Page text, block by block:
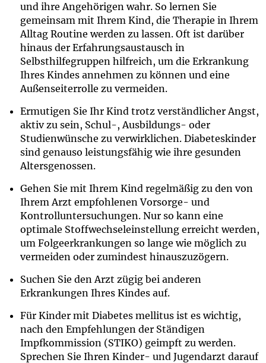
und ihre Angehörigen wahr. So lernen Sie
gemeinsam mit Ihrem Kind, die Therapie in Ihrem
Alltag Routine werden zu lassen. Oft ist darüber
hinaus der Erfahrungsaustausch in
Selbsthilfegruppen hilfreich, um die Erkrankung
Ihres Kindes annehmen zu können und eine
Außenseiterrolle zu vermeiden.
Ermutigen Sie Ihr Kind trotz verständlicher Angst,
aktiv zu sein, Schul-, Ausbildungs- oder
Studienwünsche zu verwirklichen. Diabeteskinder
sind genauso leistungsfähig wie ihre gesunden
Altersgenossen.
Gehen Sie mit Ihrem Kind regelmäßig zu den von
Ihrem Arzt empfohlenen Vorsorge- und
Kontrolluntersuchungen. Nur so kann eine
optimale Stoffwechseleinstellung erreicht werden,
um Folgeerkrankungen so lange wie möglich zu
vermeiden oder zumindest hinauszuzögern.
Suchen Sie den Arzt zügig bei anderen
Erkrankungen Ihres Kindes auf.
Für Kinder mit Diabetes mellitus ist es wichtig,
nach den Empfehlungen der Ständigen
Impfkommission (STIKO) geimpft zu werden.
Sprechen Sie Ihren Kinder- und Jugendarzt darauf